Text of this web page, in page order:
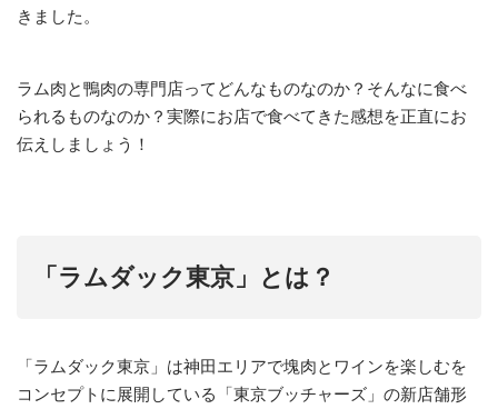
きました。
ラム肉と鴨肉の専門店ってどんなものなのか？そんなに食べ
られるものなのか？実際にお店で食べてきた感想を正直にお
伝えしましょう！
「ラムダック東京」とは？
「ラムダック東京」は神田エリアで塊肉とワインを楽しむを
コンセプトに展開している「東京ブッチャーズ」の新店舗形